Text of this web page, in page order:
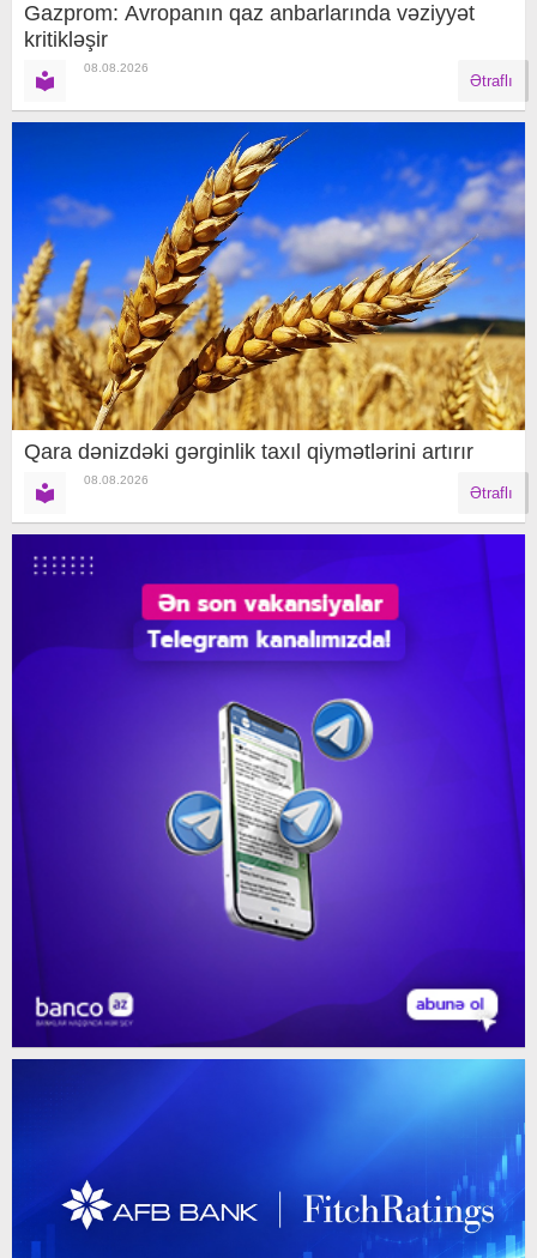
Gazprom: Avropanın qaz anbarlarında vəziyyət
kritikləşir
08.08.2026
Ətraflı
Qara dənizdəki gərginlik taxıl qiymətlərini artırır
08.08.2026
Ətraflı